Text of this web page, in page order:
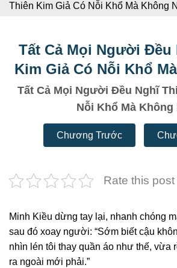
Thiên Kim Giả Có Nỗi Khổ Mà Không
Tất Cả Mọi Người Đều
Kim Giả Có Nỗi Khổ
Tất Cả Mọi Người Đều Nghĩ
Nỗi Khổ Mà Không
Chương Trước
Rate this post
Minh Kiều dừng tay lại, nhanh chóng
sau đó xoay người: “Sớm biết cậu
nhìn lén tôi thay quần áo như thế, vừa
ra ngoài mới phải.”